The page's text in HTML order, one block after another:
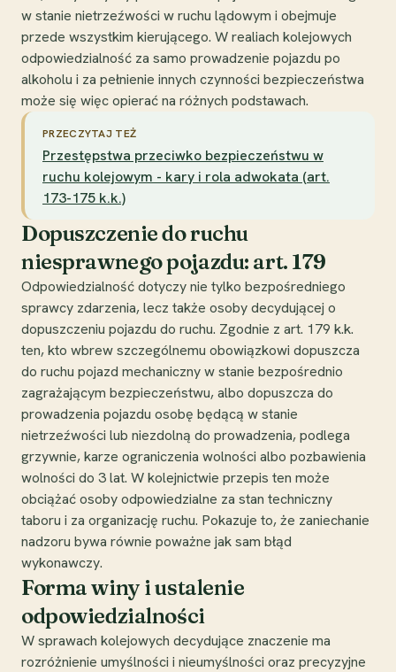
w stanie nietrzeźwości w ruchu lądowym i obejmuje
przede wszystkim kierującego. W realiach kolejowych
odpowiedzialność za samo prowadzenie pojazdu po
alkoholu i za pełnienie innych czynności bezpieczeństwa
może się więc opierać na różnych podstawach.
PRZECZYTAJ TEŻ
Przestępstwa przeciwko bezpieczeństwu w
ruchu kolejowym - kary i rola adwokata (art.
173-175 k.k.)
Dopuszczenie do ruchu
niesprawnego pojazdu: art. 179
Odpowiedzialność dotyczy nie tylko bezpośredniego
sprawcy zdarzenia, lecz także osoby decydującej o
dopuszczeniu pojazdu do ruchu. Zgodnie z art. 179 k.k.
ten, kto wbrew szczególnemu obowiązkowi dopuszcza
do ruchu pojazd mechaniczny w stanie bezpośrednio
zagrażającym bezpieczeństwu, albo dopuszcza do
prowadzenia pojazdu osobę będącą w stanie
nietrzeźwości lub niezdolną do prowadzenia, podlega
grzywnie, karze ograniczenia wolności albo pozbawienia
wolności do 3 lat. W kolejnictwie przepis ten może
obciążać osoby odpowiedzialne za stan techniczny
taboru i za organizację ruchu. Pokazuje to, że zaniechanie
nadzoru bywa równie poważne jak sam błąd
wykonawczy.
Forma winy i ustalenie
odpowiedzialności
W sprawach kolejowych decydujące znaczenie ma
rozróżnienie umyślności i nieumyślności oraz precyzyjne